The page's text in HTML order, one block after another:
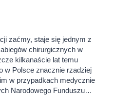
zaćmy, staje się jednym z
chirurgicznych w
kilkanaście lat temu
w Polsce znacznie rzadziej
w przypadkach medycznie
Narodowego Funduszu…